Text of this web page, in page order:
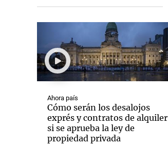
Ahora país
Cómo serán los desalojos
exprés y contratos de alquiler
si se aprueba la ley de
propiedad privada